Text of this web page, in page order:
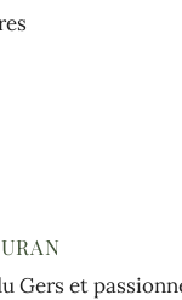
Gers et